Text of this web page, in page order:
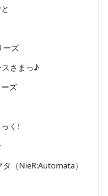
ーズ
さまっ♪
ズ
く!
（NieR:Automata）